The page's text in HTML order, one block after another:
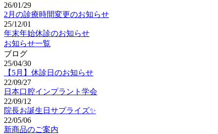
26/01/29
2月の診療時間変更のお知らせ
25/12/01
年末年始休診のお知らせ
お知らせ一覧
ブログ
25/04/30
【5月】休診日のお知らせ
22/09/27
日本口腔インプラント学会
22/09/12
院長お誕生日サプライズ✨
22/05/06
新商品のご案内